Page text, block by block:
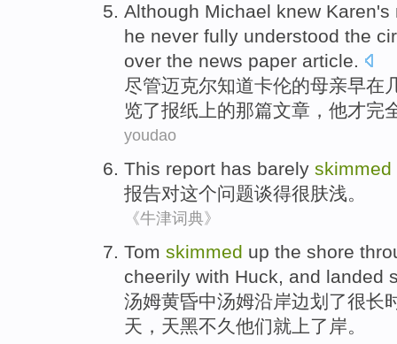
Although Michael knew Karen's
he never fully understood the
over the news paper article.
尽管迈克尔知道卡伦的母亲早在
览了报纸 上的那篇文章 ，他才完
youdao
This report has barely skimmed
报告对这个问题谈得很肤浅。
《牛津词典》
Tom skimmed up the shore
cheerily with Huck, and landed
汤姆黄昏中汤姆沿岸边划 了很长
天，天黑不久他们就上了岸。